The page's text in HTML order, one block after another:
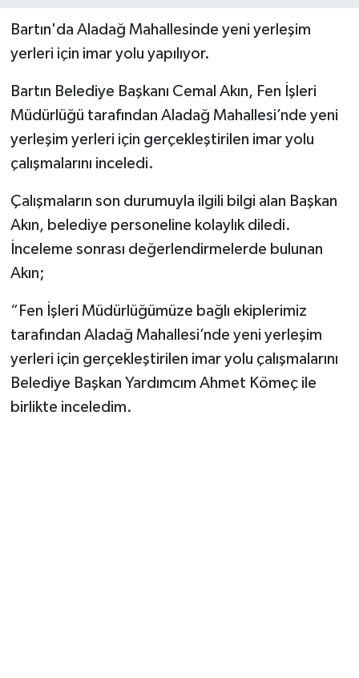
Bartın'da Aladağ Mahallesinde yeni yerleşim
yerleri için imar yolu yapılıyor.
Bartın Belediye Başkanı Cemal Akın, Fen İşleri
Müdürlüğü tarafından Aladağ Mahallesi’nde yeni
yerleşim yerleri için gerçekleştirilen imar yolu
çalışmalarını inceledi.
Çalışmaların son durumuyla ilgili bilgi alan Başkan
Akın, belediye personeline kolaylık diledi.
İnceleme sonrası değerlendirmelerde bulunan
Akın;
“Fen İşleri Müdürlüğümüze bağlı ekiplerimiz
tarafından Aladağ Mahallesi’nde yeni yerleşim
yerleri için gerçekleştirilen imar yolu çalışmalarını
Belediye Başkan Yardımcım Ahmet Kömeç ile
birlikte inceledim.
Turizm
Yaşam
Yerel Yönetimler
YEREL